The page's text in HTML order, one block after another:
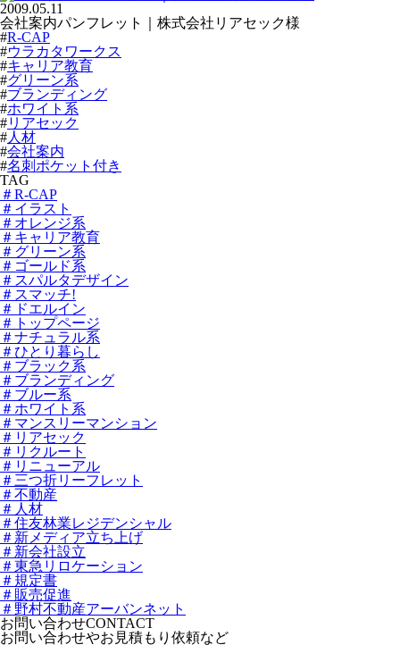
2009.05.11
会社案内パンフレット｜株式会社リアセック様
#R-CAP
#ウラカタワークス
#キャリア教育
#グリーン系
#ブランディング
#ホワイト系
#リアセック
#人材
#会社案内
#名刺ポケット付き
TAG
＃R-CAP
＃イラスト
＃オレンジ系
＃キャリア教育
＃グリーン系
＃ゴールド系
＃スパルタデザイン
＃スマッチ!
＃ドエルイン
＃トップページ
＃ナチュラル系
＃ひとり暮らし
＃ブラック系
＃ブランディング
＃ブルー系
＃ホワイト系
＃マンスリーマンション
＃リアセック
＃リクルート
＃リニューアル
＃三つ折リーフレット
＃不動産
＃人材
＃住友林業レジデンシャル
＃新メディア立ち上げ
＃新会社設立
＃東急リロケーション
＃規定書
＃販売促進
＃野村不動産アーバンネット
お問い合わせCONTACT
お問い合わせやお見積もり依頼など